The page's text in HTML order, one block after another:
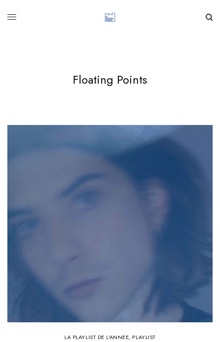
Floating Points
LA PLAYLIST DE L'ANNEE, PLAYLIST